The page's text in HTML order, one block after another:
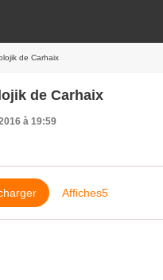
de Carhaix
de Carhaix
à 19:59
Affiches5